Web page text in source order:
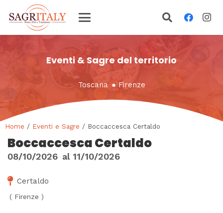
Eventi & Sagre del territorio
Toscana ● Firenze
Home / Eventi e Sagre / Boccaccesca Certaldo
Boccaccesca Certaldo
08/10/2026 al 11/10/2026
Certaldo
( Firenze )